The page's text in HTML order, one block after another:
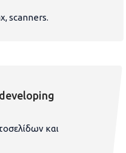
scanners.
και